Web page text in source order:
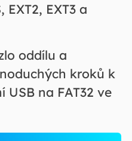
EXT3 a
oddílu a
kroků k
na FAT32 ve